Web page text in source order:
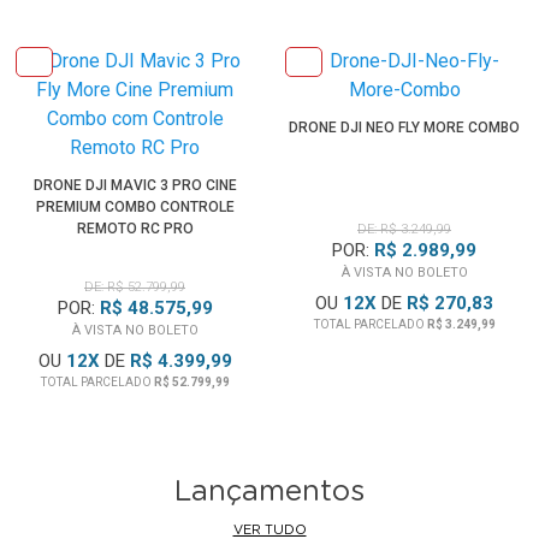
um Hub de Carregamento Rápido de 100w.
Sensor omnidirecional de obstáculos e APAS 5.0
Drone DJI Mavic 3 Pr
o garante que você voe com
grande angular funcionam perfeitamente com um
mecanismo de computação de visão de alto desempenho
para detectar obstáculos com precisão em todas as
direções e planejar uma rota de voo segura para evitá-los
Modos Voo Inteligentes
• Voo Ponto de Passagem: A Função Waypoint Flight "Voo
em qualquer direção sem pressionar continuamente os
DRONE DJI MAVIC 3 PRO CINE
PREMIUM COMBO CONTROLE
REMOTO RC PRO
DE: R$ 52.799,99
POR: R$ 48.575,99
À VISTA NO BOLETO
OU 12XDE R$ 4.399,99
TOTAL PARCELADO R$ 52.799,99
DRONE DJI NEO FLY MORE COMBO
DE: R$ 3.249,99
POR: R$ 2.989,99
À VISTA NO BOLETO
OU 12X DE R$ 270,83
TOTAL PARCELADO R$ 3.249,99
Lançamentos
VER TUDO